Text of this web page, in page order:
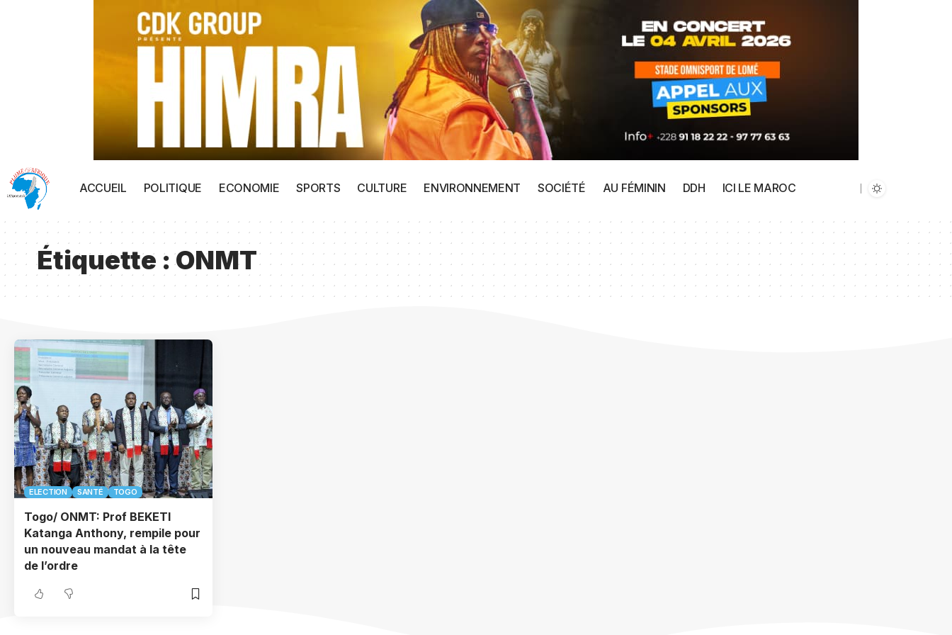
ACCUEIL POLITIQUE ECONOMIE SPORTS CULTURE ENVIRONNEMENT SOCIÉTÉ AU FÉMININ DDH ICI LE MAROC
Étiquette :ONMT
ELECTION SANTÉ TOGO
Togo/ ONMT: Prof BEKETI
Katanga Anthony, rempile pour
un nouveau mandat à la tête
de l’ordre